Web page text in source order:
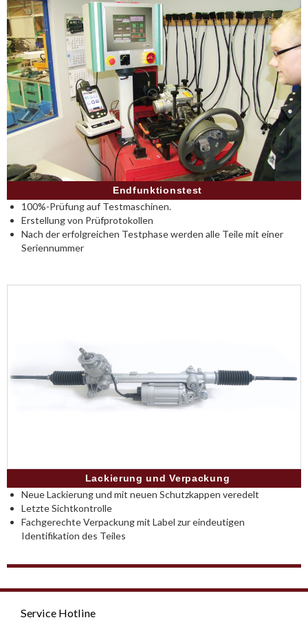
Endfunktionstest
100%-Prüfung auf Testmaschinen.
Erstellung von Prüfprotokollen
Nach der erfolgreichen Testphase werden alle Teile mit einer
Seriennummer
Lackierung und Verpackung
Neue Lackierung und mit neuen Schutzkappen veredelt
Letzte Sichtkontrolle
Fachgerechte Verpackung mit Label zur eindeutigen
Identifikation des Teiles
Service Hotline